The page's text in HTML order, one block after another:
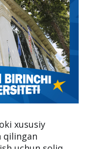
xususiy
qilingan